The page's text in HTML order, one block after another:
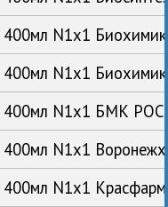
N1x1
N1x1
400мл N1x1 БМК РОС
N1x1
N1x1